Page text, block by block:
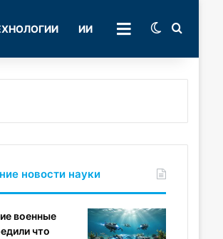
ИИ РУБРИКИSwitch skin
новости науки
военные
что